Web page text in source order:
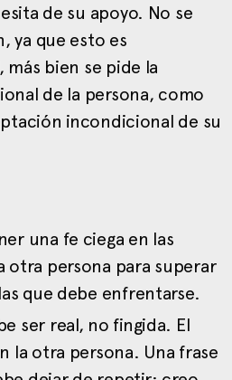
de su apoyo. No se
ya que esto es
bien se pide la
de la persona, como
incondicional de su
una fe ciega en las
otra persona para superar
que debe enfrentarse.
ser real, no fingida. El
la otra persona. Una frase